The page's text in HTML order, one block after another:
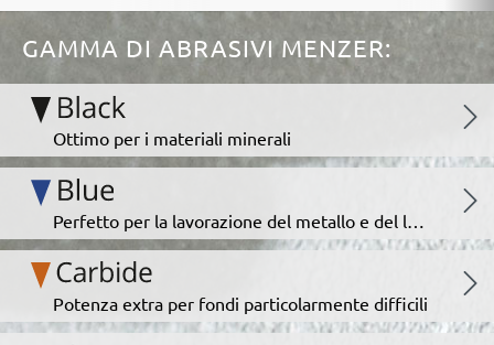
GAMMA DI ABRASIVI MENZER:
Ottimo per i materiali minerali
Potenza extra per fondi particolarmente difficili